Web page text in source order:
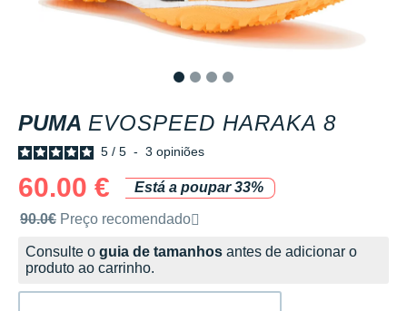
PUMA EVOSPEED HARAKA 8
5 / 5 - 3 opiniões
60.00 €
Está a poupar 33%
Preço de venda recomendado pela marca
90.0€ Preço recomendado
Consulte o guia de tamanhos antes de adicionar o
produto ao carrinho.